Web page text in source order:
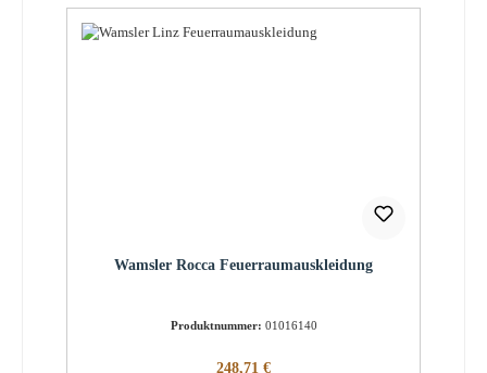
Wamsler Rocca Feuerraumauskleidung
Produktnummer: 01016140
Regulärer Preis:
248,71 €